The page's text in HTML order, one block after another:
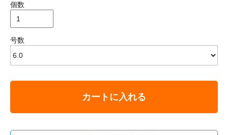
個数
号数
カートに入れる